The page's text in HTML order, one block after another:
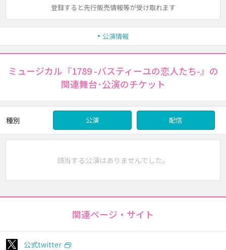
登録すると先行販売情報等が受け取れます
公演情報
ミュージカル『1789 -バスティーユの恋人たち-』の
関連舞台･公演のチケット
種別 公演 配信
該当する公演はありませんでした。
関連ページ・サイト
公式twitter